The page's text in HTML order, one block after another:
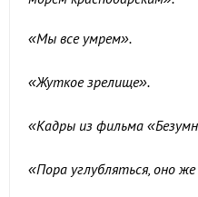
«Мы все умрем».
«Жуткое зрелище».
«Кадры из фильма
«Пора углубляться, оно